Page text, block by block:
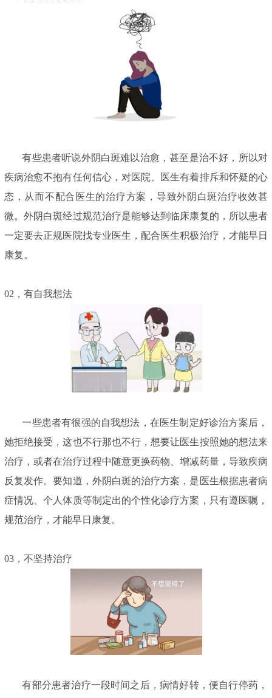
有些患者听说外阴白斑难以治愈，甚至是治不好，所以对
疾病治愈不抱有任何信心，对医院、医生有着排斥和怀疑的心
态，从而不配合医生的治疗方案，导致外阴白斑治疗收效甚
微。外阴白斑经过规范治疗是能够达到临床康复的，所以患者
一定要去正规医院找专业医生，配合医生积极治疗，才能早日
康复。
02，有自我想法
一些患者有很强的自我想法，在医生制定好诊治方案后，
她拒绝接受，这也不行那也不行，想要让医生按照她的想法来
治疗，或者在治疗过程中随意更换药物、增减药量，导致疾病
反复发作。要知道，外阴白斑的治疗方案，是医生根据患者病
症情况、个人体质等制定出的个性化诊疗方案，只有遵医嘱，
规范治疗，才能早日康复。
03，不坚持治疗
有部分患者治疗一段时间之后，病情好转，便自行停药，